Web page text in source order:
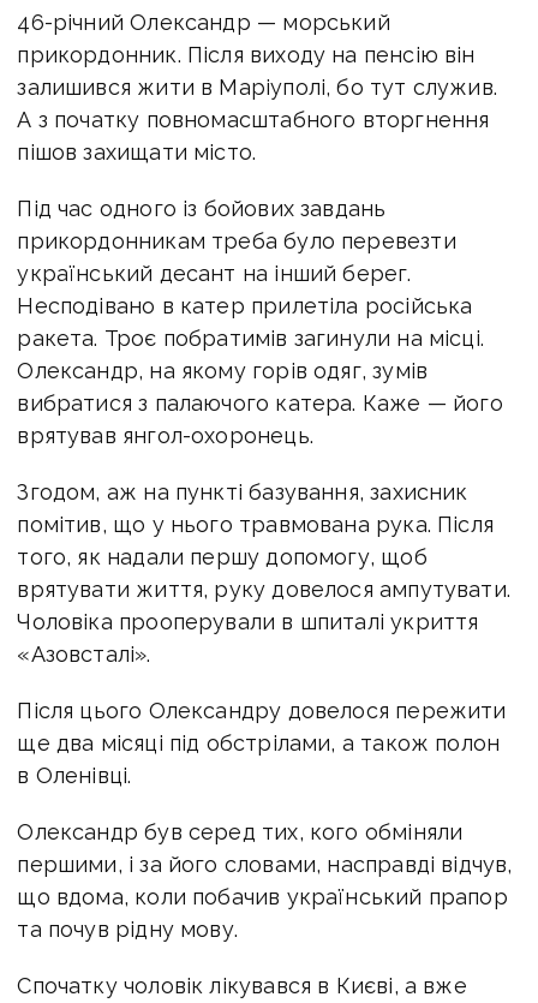
46-річний Олександр — морський
прикордонник. Після виходу на пенсію він
залишився жити в Маріуполі, бо тут служив.
А з початку повномасштабного вторгнення
пішов захищати місто.
Під час одного із бойових завдань
прикордонникам треба було перевезти
український десант на інший берег.
Несподівано в катер прилетіла російська
ракета. Троє побратимів загинули на місці.
Олександр, на якому горів одяг, зумів
вибратися з палаючого катера. Каже — його
врятував янгол-охоронець.
Згодом, аж на пункті базування, захисник
помітив, що у нього травмована рука. Після
того, як надали першу допомогу, щоб
врятувати життя, руку довелося ампутувати.
Чоловіка прооперували в шпиталі укриття
«Азовсталі».
Після цього Олександру довелося пережити
ще два місяці під обстрілами, а також полон
в Оленівці.
Олександр був серед тих, кого обміняли
першими, і за його словами, насправді відчув,
що вдома, коли побачив український прапор
та почув рідну мову.
Спочатку чоловік лікувався в Києві, а вже